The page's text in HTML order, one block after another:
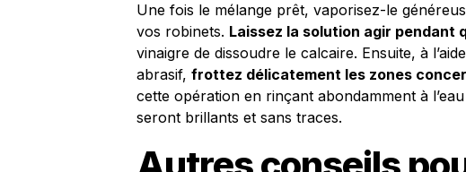
Une fois le mélange prêt, vaporisez-le
vos robinets. Laissez la solution agir pendant
vinaigre de dissoudre le calcaire. Ensuite, à
abrasif, frottez délicatement les zones
cette opération en rinçant abondamment à
seront brillants et sans traces.